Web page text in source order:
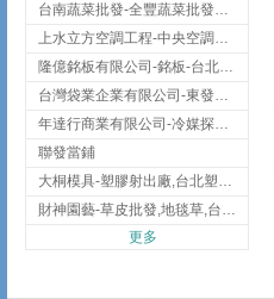
台南蔬菜批發-全豐蔬菜批發專送/台南蔬菜箱宅配到府
上水立方空調工程-中央空調規劃,台北中央空調規劃
隆億銘板有限公司-銘板-台北銘板-板橋銘板
台灣袋業企業有限公司-東發企業社/台中太空袋/太空包
年達行商業有限公司-冷媒探漏儀,壓力錶組,真空泵浦,台北冷凍空調材料
聯發當鋪
大桐模具-塑膠射出廠,台北塑膠射出廠
財神園藝-草皮批發,地毯草,台北草,彰化地毯草,彰化台北草
更多